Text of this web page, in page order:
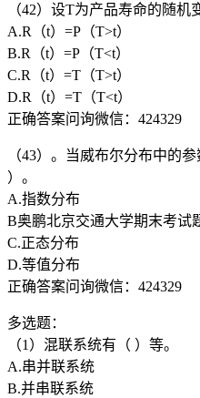
（42）设T为产品寿命的随机
A.R（t）=P（T>t）
B.R（t）=P（T<t）
C.R（t）=T（T>t）
D.R（t）=T（T<t）
正确答案问询微信：424329
（43）。当威布尔分布中的
）。
A.指数分布
B奥鹏北京交通大学期末考试
C.正态分布
D.等值分布
正确答案问询微信：424329
多选题：
（1）混联系统有（ ）等。
A.串并联系统
B.并串联系统